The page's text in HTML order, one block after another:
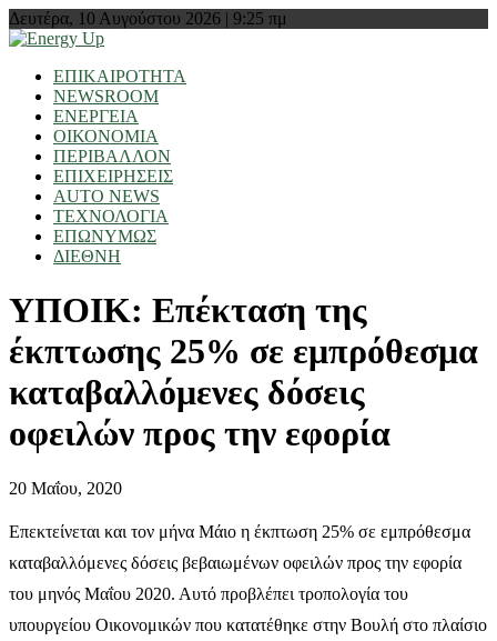
Δευτέρα, 10 Αυγούστου 2026 | 9:25 πμ
ΕΠΙΚΑΙΡΟΤΗΤΑ
NEWSROOM
ΕΝΕΡΓΕΙΑ
ΟΙΚΟΝΟΜΙΑ
ΠΕΡΙΒΑΛΛΟΝ
ΕΠΙΧΕΙΡΗΣΕΙΣ
AUTO NEWS
ΤΕΧΝΟΛΟΓΙΑ
ΕΠΩΝΥΜΩΣ
ΔΙΕΘΝΗ
ΥΠΟΙΚ: Επέκταση της
έκπτωσης 25% σε εμπρόθεσμα
καταβαλλόμενες δόσεις
οφειλών προς την εφορία
20 Μαΐου, 2020
Επεκτείνεται και τον μήνα Μάιο η έκπτωση 25% σε εμπρόθεσμα
καταβαλλόμενες δόσεις βεβαιωμένων οφειλών προς την εφορία
του μηνός Μαΐου 2020. Αυτό προβλέπει τροπολογία του
υπουργείου Οικονομικών που κατατέθηκε στην Βουλή στο πλαίσιο